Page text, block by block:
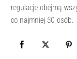
regulacje obejmą
co najmniej 50 osób.